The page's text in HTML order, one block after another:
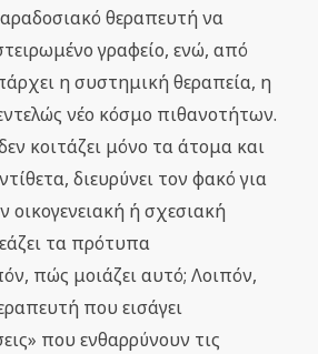
θεραπευτή να
γραφείο, ενώ, από
η συστημική θεραπεία, η
νέο κόσμο πιθανοτήτων.
κοιτάζει μόνο τα άτομα και
διευρύνει τον φακό για
οικογενειακή ή σχεσιακή
τα πρότυπα
πώς μοιάζει αυτό; Λοιπόν,
που εισάγει
που ενθαρρύνουν τις